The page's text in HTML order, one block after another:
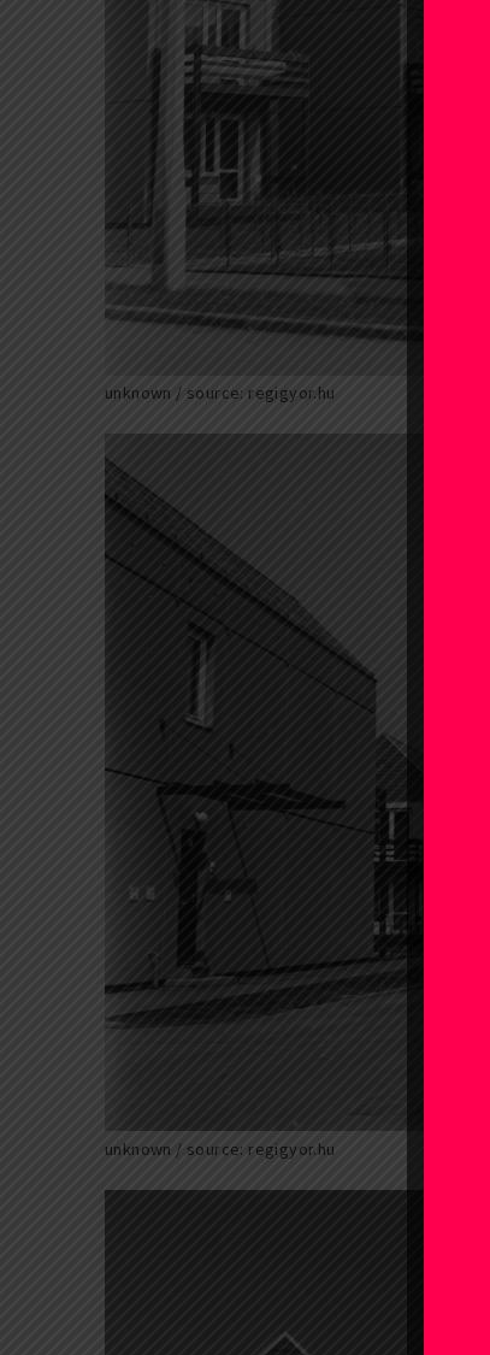
unknown / source: regigyor.hu
unknown / source: regigyor.hu